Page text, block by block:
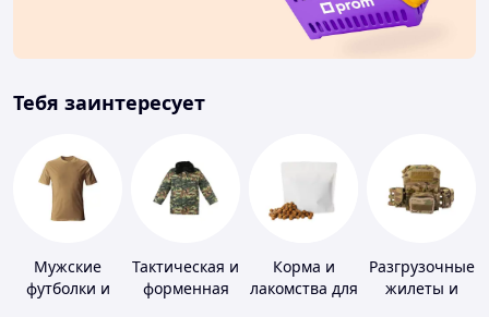
Тебя заинтересует
Мужские
футболки и
Тактическая и
форменная
Корма и
лакомства для
Разгрузочные
жилеты и